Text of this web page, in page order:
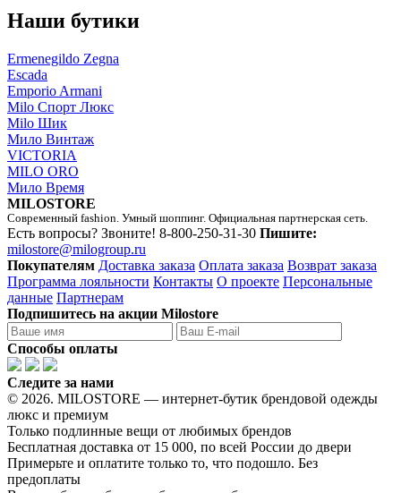
Наши бутики
Ermenegildo Zegna
Escada
Emporio Armani
Milo Спорт Люкс
Milo Шик
Мило Винтаж
VICTORIA
MILO ORO
Мило Время
MILOSTORE
Современный fashion. Умный шоппинг. Официальная партнерская сеть.
Есть вопросы? Звоните! 8-800-250-31-30 Пишите:
milostore@milogroup.ru
Покупателям Доставка заказа Оплата заказа Возврат заказа
Программа лояльности Контакты О проекте Персональные
данные Партнерам
Подпишитесь на акции Milostore
Способы оплаты
Следите за нами
© 2026. MILOSTORE — интернет-бутик брендовой одежды
люкс и премиум
Только подлинные вещи от любимых брендов
Бесплатная доставка от 15 000, по всей России до двери
Примерьте и оплатите только то, что подошло. Без
предоплаты